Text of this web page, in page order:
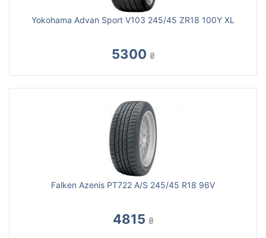
Yokohama Advan Sport V103 245/45 ZR18 100Y XL
5300 ₴
Falken Azenis PT722 A/S 245/45 R18 96V
4815 ₴